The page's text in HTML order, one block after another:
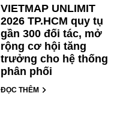
VIETMAP UNLIMIT
2026 TP.HCM quy tụ
gần 300 đối tác, mở
rộng cơ hội tăng
trưởng cho hệ thống
phân phối
ĐỌC THÊM